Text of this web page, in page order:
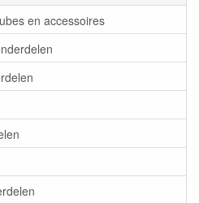
en accessoires